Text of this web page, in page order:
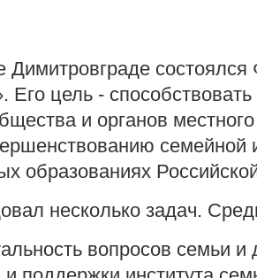
Димитровграде
Его цель -
и органов
семейной
образованиях
несколько задач.
вопросов семьи